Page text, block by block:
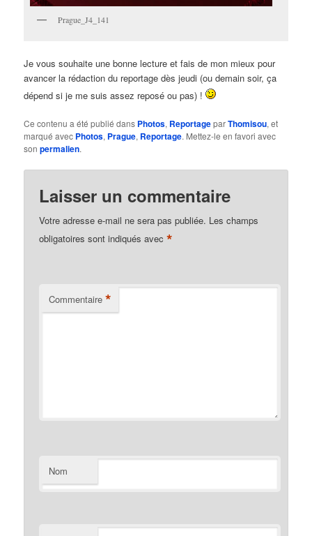
Prague_J4_141
Je vous souhaite une bonne lecture et fais de mon mieux pour
avancer la rédaction du reportage dès jeudi (ou demain soir, ça
dépend si je me suis assez reposé ou pas) !
Ce contenu a été publié dans Photos, ReportageparThomisou, et
marqué avec Photos, Prague, Reportage. Mettez-le en favori avec
sonpermalien.
Laisser un commentaire
Votre adresse e-mail ne sera pas publiée. Les champs
obligatoires sont indiqués avec*
Commentaire *
Nom